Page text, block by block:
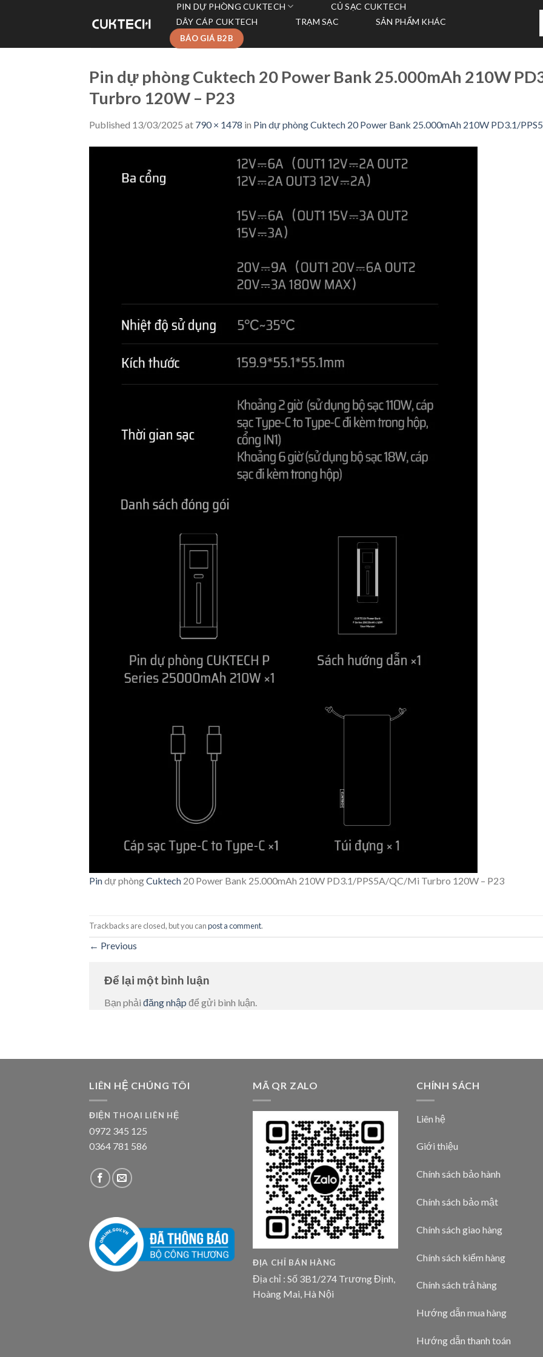
PIN DỰ PHÒNG CUKTECH
CỦ SẠC CUKTECH
DÂY CÁP CUKTECH
TRẠM SẠC SẢN PHẨM KHÁC
BÁO GIÁ B2B
Pin dự phòng Cuktech 20 Power Bank 25.000mAh 210W
Turbro 120W – P23
Published 13/03/2025 at 790 × 1478 in Pin dự phòng Cuktech 20 Power Bank 25.000mAh 210W PD3.1/
Pindự phòngCuktech 20 Power Bank 25.000mAh 210W PD3.1/PPS5A/QC/Mi Turbro 120W – P23
Trackbacks are closed, but you canpost a comment.
← Previous
Để lại một bình luận
Bạn phải đăng nhập để gửi bình luận.
LIÊN HỆ CHÚNG TÔI
ĐIỆN THOẠI LIÊN HỆ
0972 345 125
0364 781 586
MÃ QR ZALO
ĐỊA CHỈ BÁN HÀNG
Địa chỉ : Số 3B1/274 Trương Định,
Hoàng Mai, Hà Nội
CHÍNH SÁCH
Liên hệ
Giới thiệu
Chính sách bảo hành
Chính sách bảo mật
Chính sách giao hàng
Chính sách kiểm hàng
Chính sách trả hàng
Hướng dẫn mua hàng
Hướng dẫn thanh toán